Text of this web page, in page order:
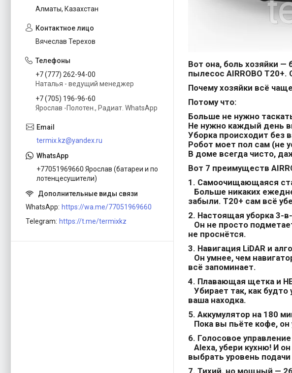
Вот она, боль хозяйки
пылесос AIRROBO T20+.
Почему хозяйки всё
Потому что:
Больше не нужно
Не нужно каждый день
Уборка происходит без
Робот моет пол сам (не
В доме всегда чисто,
Вот 7 преимуществ
1. Самоочищающаяся
Больше никаких
забыли. T20+ сам всё
2. Настоящая уборка 3-
Он не просто
не проснётся.
3. Навигация LiDAR и
Он умнее, чем
всё запоминает.
4. Плавающая щетка и
Убирает так, как
ваша находка.
5. Аккумулятор на 180
Пока вы пьёте кофе, он
6. Голосовое
Alexa, убери кухню! И
выбрать уровень
7. Тихий, но мощный —
Алматы, Казахстан
Вячеслав Терехов
+7 (777) 262-94-00
Наталья - ведущий менеджер
+7 (705) 196-96-60
Ярослав -Полотен., Радиат. WhatsApp
termix.kz@yandex.ru
+77051969660 Ярослав (батареи и по
лотенцесушители)
WhatsApp https://wa.me/77051969660
Telegram https://t.me/termixkz